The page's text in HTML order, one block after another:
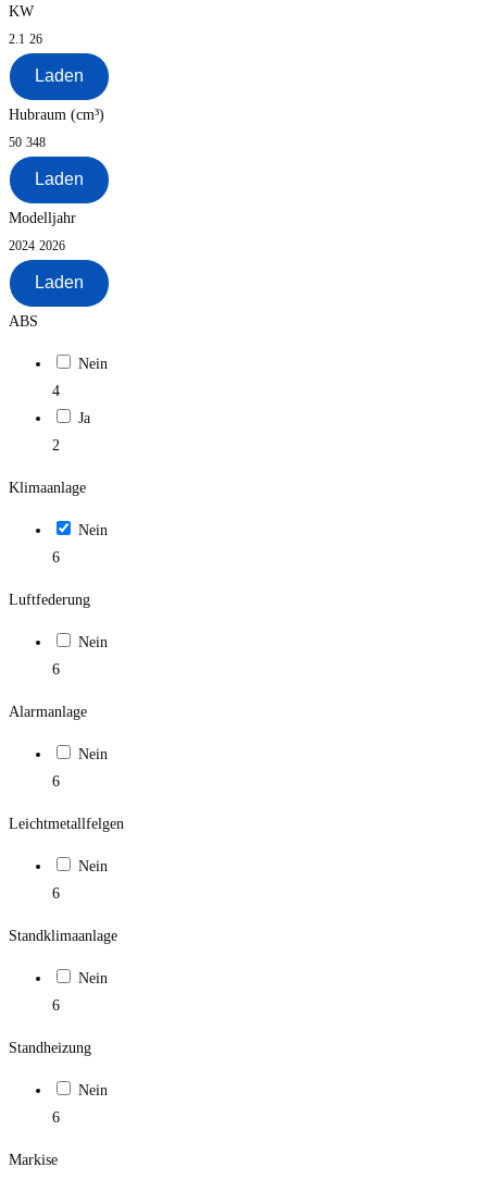
KW
2.1 26
Laden
Hubraum (cm³)
50 348
Laden
Modelljahr
2024 2026
Laden
ABS
Nein
4
Ja
2
Klimaanlage
Nein
6
Luftfederung
Nein
6
Alarmanlage
Nein
6
Leichtmetallfelgen
Nein
6
Standklimaanlage
Nein
6
Standheizung
Nein
6
Markise